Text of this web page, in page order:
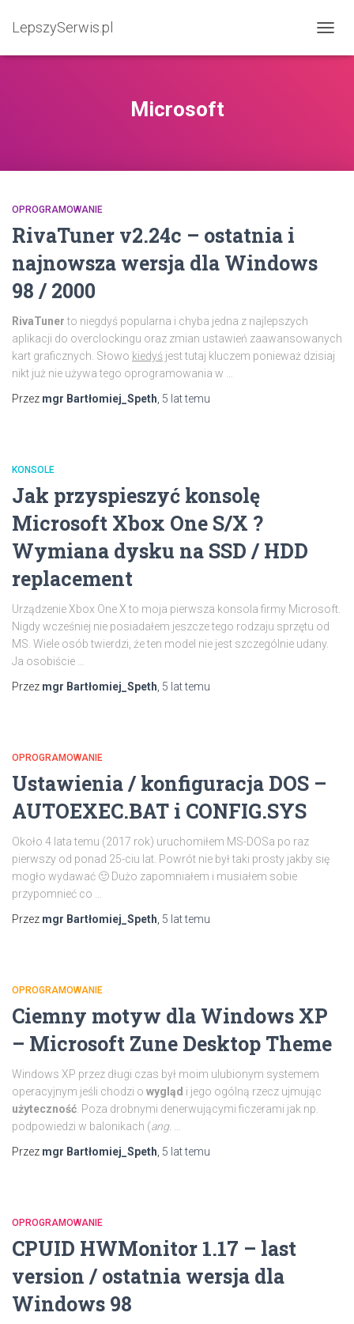
LepszySerwis.pl
Microsoft
OPROGRAMOWANIE
RivaTuner v2.24c – ostatnia i
najnowsza wersja dla Windows
98 / 2000
RivaTuner to niegdyś popularna i chyba jedna z najlepszych
aplikacji do overclockingu oraz zmian ustawień zaawansowanych
kart graficznych. Słowo kiedyś jest tutaj kluczem ponieważ dzisiaj
nikt już nie używa tego oprogramowania w …
Przez mgr Bartłomiej_Speth 5 lattemu
KONSOLE
Jak przyspieszyć konsolę
Microsoft Xbox One S/X ?
Wymiana dysku na SSD / HDD
replacement
Urządzenie Xbox One X to moja pierwsza konsola firmy Microsoft.
Nigdy wcześniej nie posiadałem jeszcze tego rodzaju sprzętu od
MS. Wiele osób twierdzi, że ten model nie jest szczególnie udany.
Ja osobiście …
Przez mgr Bartłomiej_Speth 5 lattemu
OPROGRAMOWANIE
Ustawienia / konfiguracja DOS –
AUTOEXEC.BAT i CONFIG.SYS
Około 4 lata temu (2017 rok) uruchomiłem MS-DOSa po raz
pierwszy od ponad 25-ciu lat. Powrót nie był taki prosty jakby się
mogło wydawać 🙂 Dużo zapomniałem i musiałem sobie
przypomnieć co …
Przez mgr Bartłomiej_Speth 5 lattemu
OPROGRAMOWANIE
Ciemny motyw dla Windows XP
– Microsoft Zune Desktop Theme
Windows XP przez długi czas był moim ulubionym systemem
operacyjnym jeśli chodzi o wygląd i jego ogólną rzecz ujmując
użyteczność . Poza drobnymi denerwującymi ficzerami jak np.
podpowiedzi w balonikach (ang.
Przez mgr Bartłomiej_Speth 5 lattemu
OPROGRAMOWANIE
CPUID HWMonitor 1.17 – last
version / ostatnia wersja dla
Windows 98